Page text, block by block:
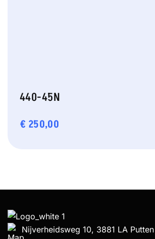
440-45N
€ 250,00
Nijverheidsweg 10, 3881 LA Putten